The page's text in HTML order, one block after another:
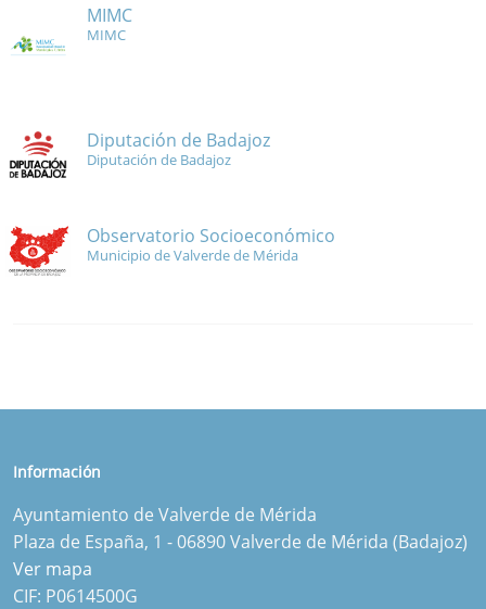
MIMC
MIMC
Diputación de Badajoz
Diputación de Badajoz
Observatorio Socioeconómico
Municipio de Valverde de Mérida
Información
Ayuntamiento de Valverde de Mérida
Plaza de España, 1 - 06890 Valverde de Mérida (Badajoz)
Ver mapa
CIF: P0614500G